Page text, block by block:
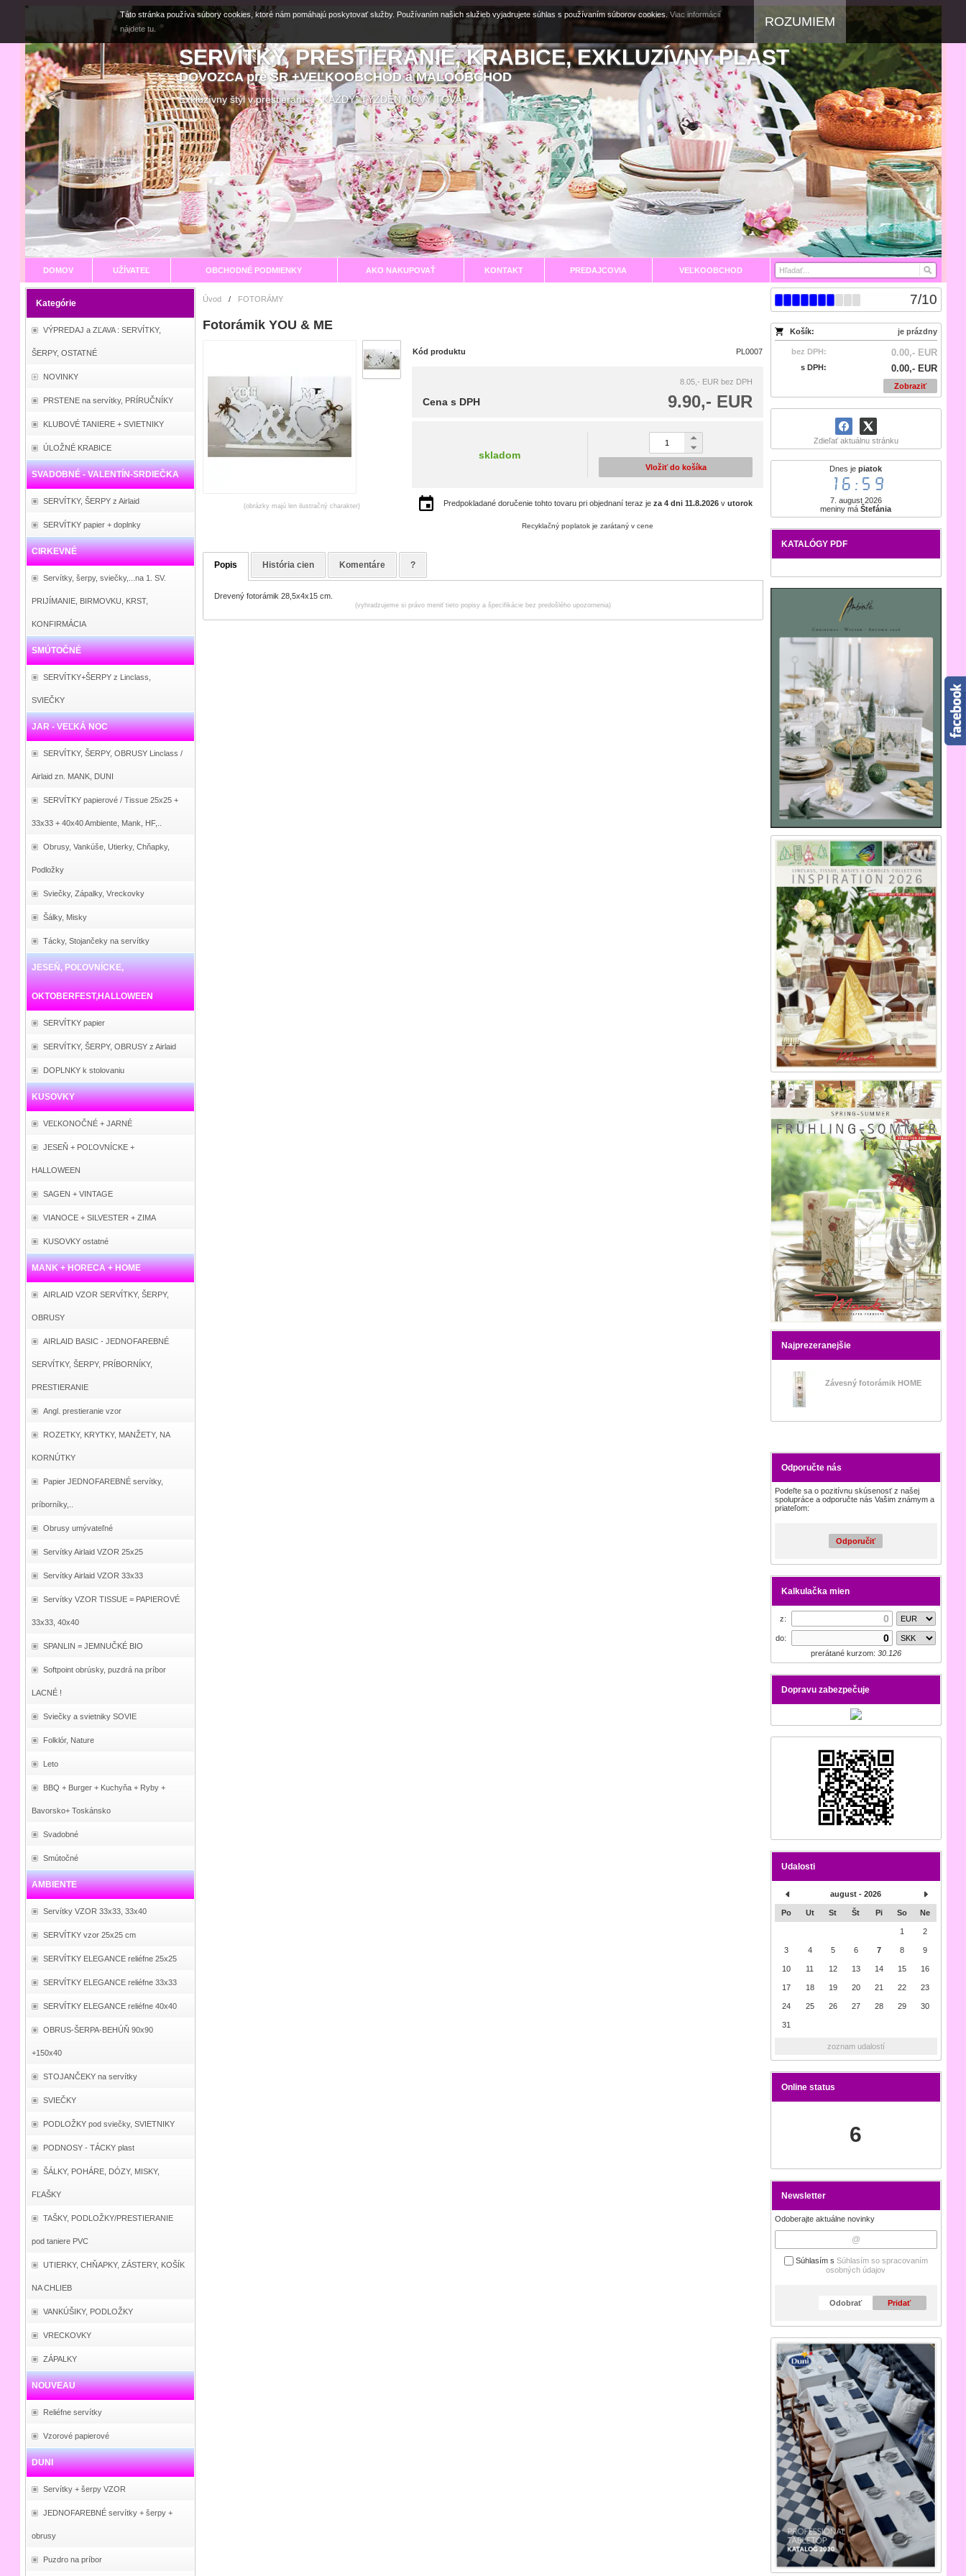
SERVÍTKY, PRESTIERANIE, KRABICE, EXKLUZÍVNY PLAST
DOVOZCA pre SR +VEĽKOOBCHOD a MALOOBCHOD
Exkluzívny štýl v prestieraní KAŽDÝ TÝŽDEŇ NOVÝ TOVAR
DOMOV UŽÍVATEĽ OBCHODNÉ PODMIENKY AKO NAKUPOVAŤ KONTAKT PREDAJCOVIA VEĽKOOBCHOD
Kategórie
VÝPREDAJ a ZĽAVA : SERVÍTKY,
ŠERPY, OSTATNÉ
NOVINKY
PRSTENE na servítky, PRÍRUČNÍKY
KLUBOVÉ TANIERE + SVIETNIKY
ÚLOŽNÉ KRABICE
SVADOBNÉ - VALENTÍN-SRDIEČKA
SERVÍTKY, ŠERPY z Airlaid
SERVÍTKY papier + doplnky
CIRKEVNÉ
Servítky, šerpy, sviečky,...na 1. SV.
PRIJÍMANIE, BIRMOVKU, KRST,
KONFIRMÁCIA
SMÚTOČNÉ
SERVÍTKY+ŠERPY z Linclass,
SVIEČKY
JAR - VEĽKÁ NOC
SERVÍTKY, ŠERPY, OBRUSY Linclass /
Airlaid zn. MANK, DUNI
SERVÍTKY papierové / Tissue 25x25 +
33x33 + 40x40 Ambiente, Mank, HF,..
Obrusy, Vankúše, Utierky, Chňapky,
Podložky
Sviečky, Zápalky, Vreckovky
Šálky, Misky
Tácky, Stojančeky na servítky
JESEŇ, POĽOVNÍCKE,
OKTOBERFEST,HALLOWEEN
SERVÍTKY papier
SERVÍTKY, ŠERPY, OBRUSY z Airlaid
DOPLNKY k stolovaniu
KUSOVKY
VEĽKONOČNÉ + JARNÉ
JESEŇ + POĽOVNÍCKE +
HALLOWEEN
SAGEN + VINTAGE
VIANOCE + SILVESTER + ZIMA
KUSOVKY ostatné
MANK + HORECA + HOME
AIRLAID VZOR SERVÍTKY, ŠERPY,
OBRUSY
AIRLAID BASIC - JEDNOFAREBNÉ
SERVÍTKY, ŠERPY, PRÍBORNÍKY,
PRESTIERANIE
Angl. prestieranie vzor
ROZETKY, KRYTKY, MANŽETY, NA
KORNÚTKY
Papier JEDNOFAREBNÉ servítky,
príborníky,..
Obrusy umývateľné
Servítky Airlaid VZOR 25x25
Servítky Airlaid VZOR 33x33
Servítky VZOR TISSUE = PAPIEROVÉ
33x33, 40x40
SPANLIN = JEMNUČKÉ BIO
Softpoint obrúsky, puzdrá na príbor
LACNÉ !
Sviečky a svietniky SOVIE
Folklór, Nature
Leto
BBQ + Burger + Kuchyňa + Ryby +
Bavorsko+ Toskánsko
Svadobné
Smútočné
AMBIENTE
Servítky VZOR 33x33, 33x40
SERVÍTKY vzor 25x25 cm
SERVÍTKY ELEGANCE reliéfne 25x25
SERVÍTKY ELEGANCE reliéfne 33x33
SERVÍTKY ELEGANCE reliéfne 40x40
OBRUS-ŠERPA-BEHÚŇ 90x90
+150x40
STOJANČEKY na servítky
SVIEČKY
PODLOŽKY pod sviečky, SVIETNIKY
PODNOSY - TÁCKY plast
ŠÁLKY, POHÁRE, DÓZY, MISKY,
FĽAŠKY
TAŠKY, PODLOŽKY/PRESTIERANIE
pod taniere PVC
UTIERKY, CHŇAPKY, ZÁSTERY, KOŠÍK
NA CHLIEB
VANKÚŠIKY, PODLOŽKY
VRECKOVKY
ZÁPALKY
NOUVEAU
Reliéfne servítky
Vzorové papierové
DUNI
Servítky + šerpy VZOR
JEDNOFAREBNÉ servítky + šerpy +
obrusy
Puzdro na príbor
7/10
Košík: je prázdny
bez DPH: 0.00,- EUR
s DPH: 0.00,- EUR
Zobraziť
Zdieľať aktuálnu stránku
Dnes jepiatok
16:59
7. august 2026
meniny máŠtefánia
KATALÓGY PDF
Najprezeranejšie
Závesný fotorámik HOME
Odporučte nás
Podeľte sa o pozitívnu skúsenosť z našej
spolupráce a odporučte nás Vašim známym a
priateľom:
Odporučiť
Kalkulačka mien
z:
do:
prerátané kurzom: 30.126
Dopravu zabezpečuje
Udalosti
august - 2026
Po Ut St Št Pi So Ne
1 2
3 4 5 6 7 8 9
10 11 12 13 14 15 16
17 18 19 20 21 22 23
24 25 26 27 28 29 30
31
zoznam udalostí
Online status
6
Newsletter
Odoberajte aktuálne novinky
Súhlasím s Súhlasím so spracovaním
osobných údajov
Odobrať Pridať
Úvod / FOTORÁMY
Fotorámik YOU & ME
(obrázky majú len ilustračný charakter)
Kód produktu PL0007
8.05,- EUR bez DPH
9.90,- EUR
Cena s DPH
skladom
Vložiť do košíka
Predpokladané doručenie tohto tovaru pri objednaní teraz je za 4 dni 11.8.2026v utorok
Recyklačný poplatok je zarátaný v cene
Popis História cien Komentáre ?
Drevený fotorámik 28,5x4x15 cm.
(vyhradzujeme si právo meniť tieto popisy a špecifikácie bez predošlého upozornenia)
Táto stránka používa súbory cookies, ktoré nám pomáhajú poskytovať služby. Používaním našich služieb vyjadrujete súhlas s používaním súborov cookies. Viac informácií
nájdete tu.
ROZUMIEM